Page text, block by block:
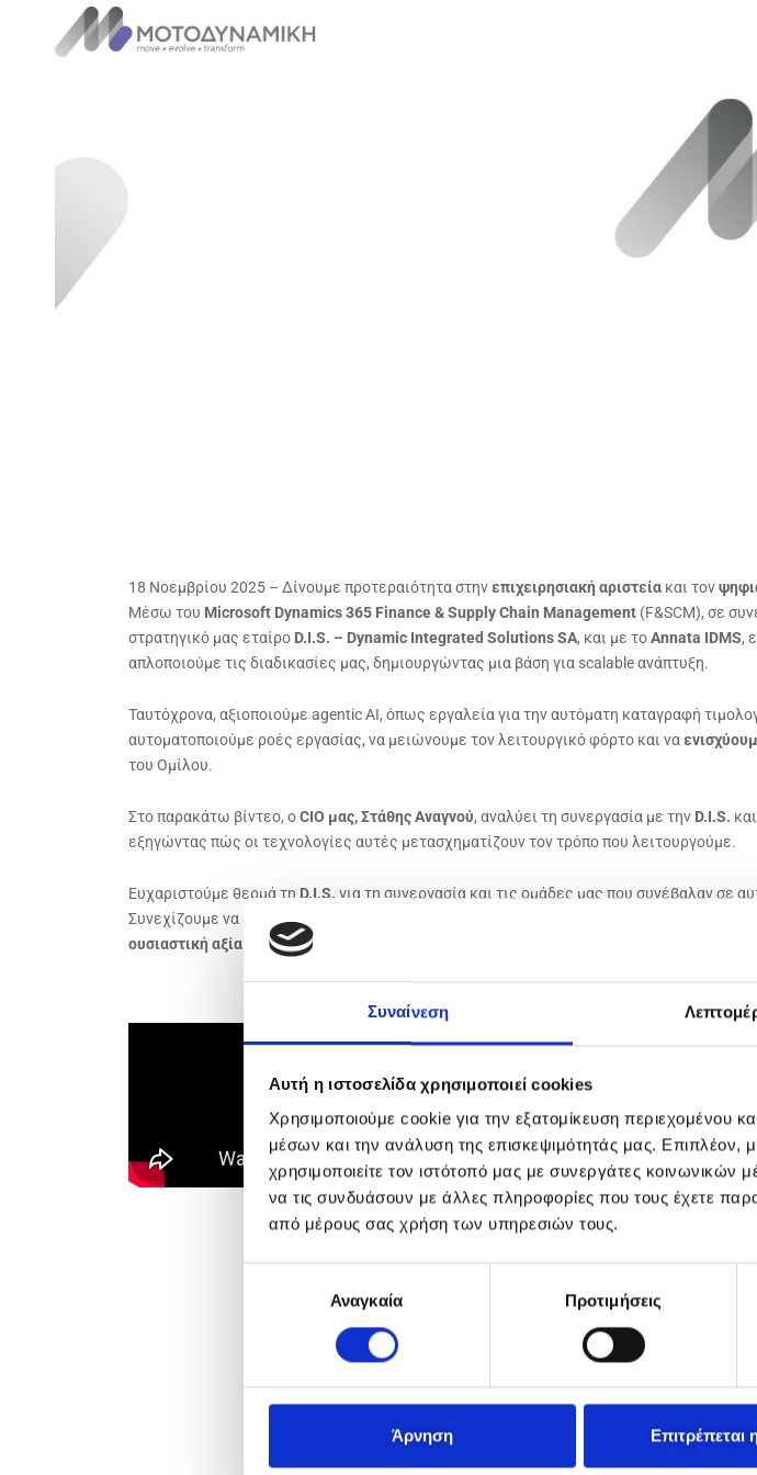
Συναίνεση
Αυτή η ιστοσελίδα χρησιμοποιεί cookies
Χρησιμοποιούμε cookie για την εξατομίκευση περιεχομένου
μέσων και την ανάλυση της επισκεψιμότητάς μας.
χρησιμοποιείτε τον ιστότοπό μας με συνεργάτες
να τις συνδυάσουν με άλλες πληροφορίες που τους έχετε
από μέρους σας χρήση των υπηρεσιών τους.
Αναγκαία Προτιμήσεις
Άρνηση Επιτρέπεται
18 Νοεμβρίου 2025 – Δίνουμε προτεραιότητα στηνεπιχειρησιακή αριστεία και τον
Μέσω του Microsoft Dynamics 365 Finance & Supply Chain Management (F&SCM), σε
στρατηγικό μας εταίρο D.I.S. – Dynamic Integrated Solutions SA, και με τοAnnata IDMS,
απλοποιούμε τις διαδικασίες μας, δημιουργώντας μια βάση για scalable ανάπτυξη.
Ταυτόχρονα, αξιοποιούμε agentic AI, όπως εργαλεία για την αυτόματη καταγραφή
αυτοματοποιούμε ροές εργασίας, να μειώνουμε τον λειτουργικό φόρτο και να
του Ομίλου.
Στο παρακάτω βίντεο, οCIO μας, Στάθης Αναγνού, αναλύει τη συνεργασία με την D.I.S.
εξηγώντας πώς οι τεχνολογίες αυτές μετασχηματίζουν τον τρόπο που λειτουργούμε.
Ευχαριστούμε θερμά τη D.I.S. για τη συνεργασία και τις ομάδες μας που συνέβαλαν σε
Συνεχίζουμε να επενδύουμε σε λύσεις που ενισχύουν την αποδοτικότητα, την
ουσιαστική αξία για τον οργανισμό και τους συνεργάτες μας.